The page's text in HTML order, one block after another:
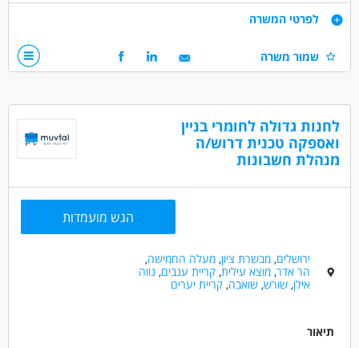
תיאור תפקיד :
יצירת קשר עם גורמים שונים לטובת גביית כספים למסגרות החינוכיות
רישום למסגרות חינוכיות
יחסי אנוש מעולים וסבלנות
שירותיות
ידע בתוכנות אופיס
דרישות
דרושים בתחום
משרה מלאה
עבודה לפי שעות
סטודנטים
אקדמאים ללא נסיון
המגזר החרדי
בני 50 פלוס בני 40 פלוס
לפרטי המשרה
שמור משרה
לחנות גדולה לחומרי בניין
ואספקה טכנית דרוש/ה
מנהלת חשבונות
הגש מועמדות
ירושלים,מבשרת ציון,מעלה החמישה,
הר אדר,מוצא עילית,קריית ענבים, נווה
אילן,שורש,שואבה,קריית יערים
תיאור